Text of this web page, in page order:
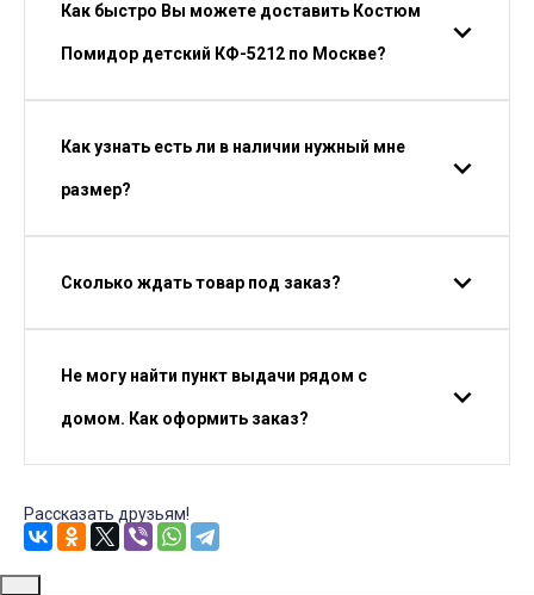
Как быстро Вы можете доставить Костюм
Помидор детский КФ-5212 по Москве?
Как узнать есть ли в наличии нужный мне
размер?
Сколько ждать товар под заказ?
Не могу найти пункт выдачи рядом с
домом. Как оформить заказ?
Рассказать друзьям!